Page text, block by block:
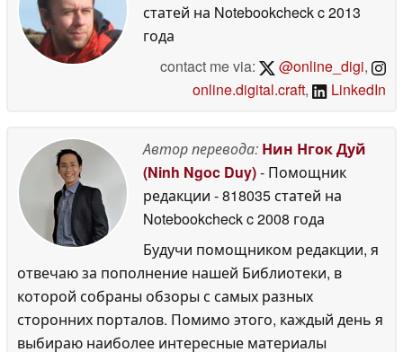
статей на Notebookcheckc 2013
года
contact me via:
@online_digi,
online.digital.craft, LinkedIn
Автор перевода: Нин Нгок Дуй
(Ninh Ngoc Duy)- Помощник
редакции - 818035 статей на
Notebookcheckc 2008 года
Будучи помощником редакции, я
отвечаю за пополнение нашей Библиотеки, в
которой собраны обзоры с самых разных
сторонних порталов. Помимо этого, каждый день я
выбираю наиболее интересные материалы